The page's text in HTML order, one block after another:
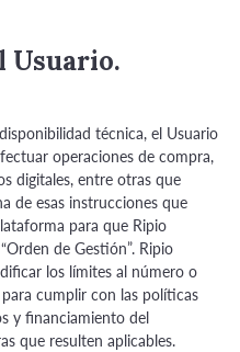
Usuario.
técnica, el Usuario
operaciones de compra,
digitales, entre otras que
de esas instrucciones que
para que Ripio
de Gestión”. Ripio
los límites al número o
cumplir con las políticas
y financiamiento del
que resulten aplicables.